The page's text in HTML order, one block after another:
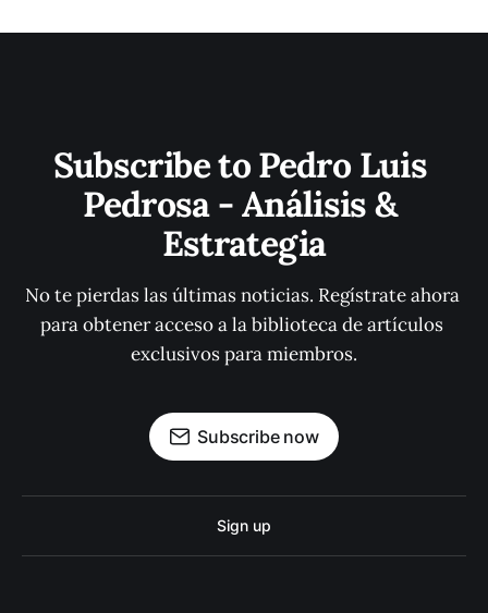
Subscribe to Pedro Luis
Pedrosa - Análisis &
Estrategia
No te pierdas las últimas noticias. Regístrate ahora
para obtener acceso a la biblioteca de artículos
exclusivos para miembros.
Subscribe now
Sign up